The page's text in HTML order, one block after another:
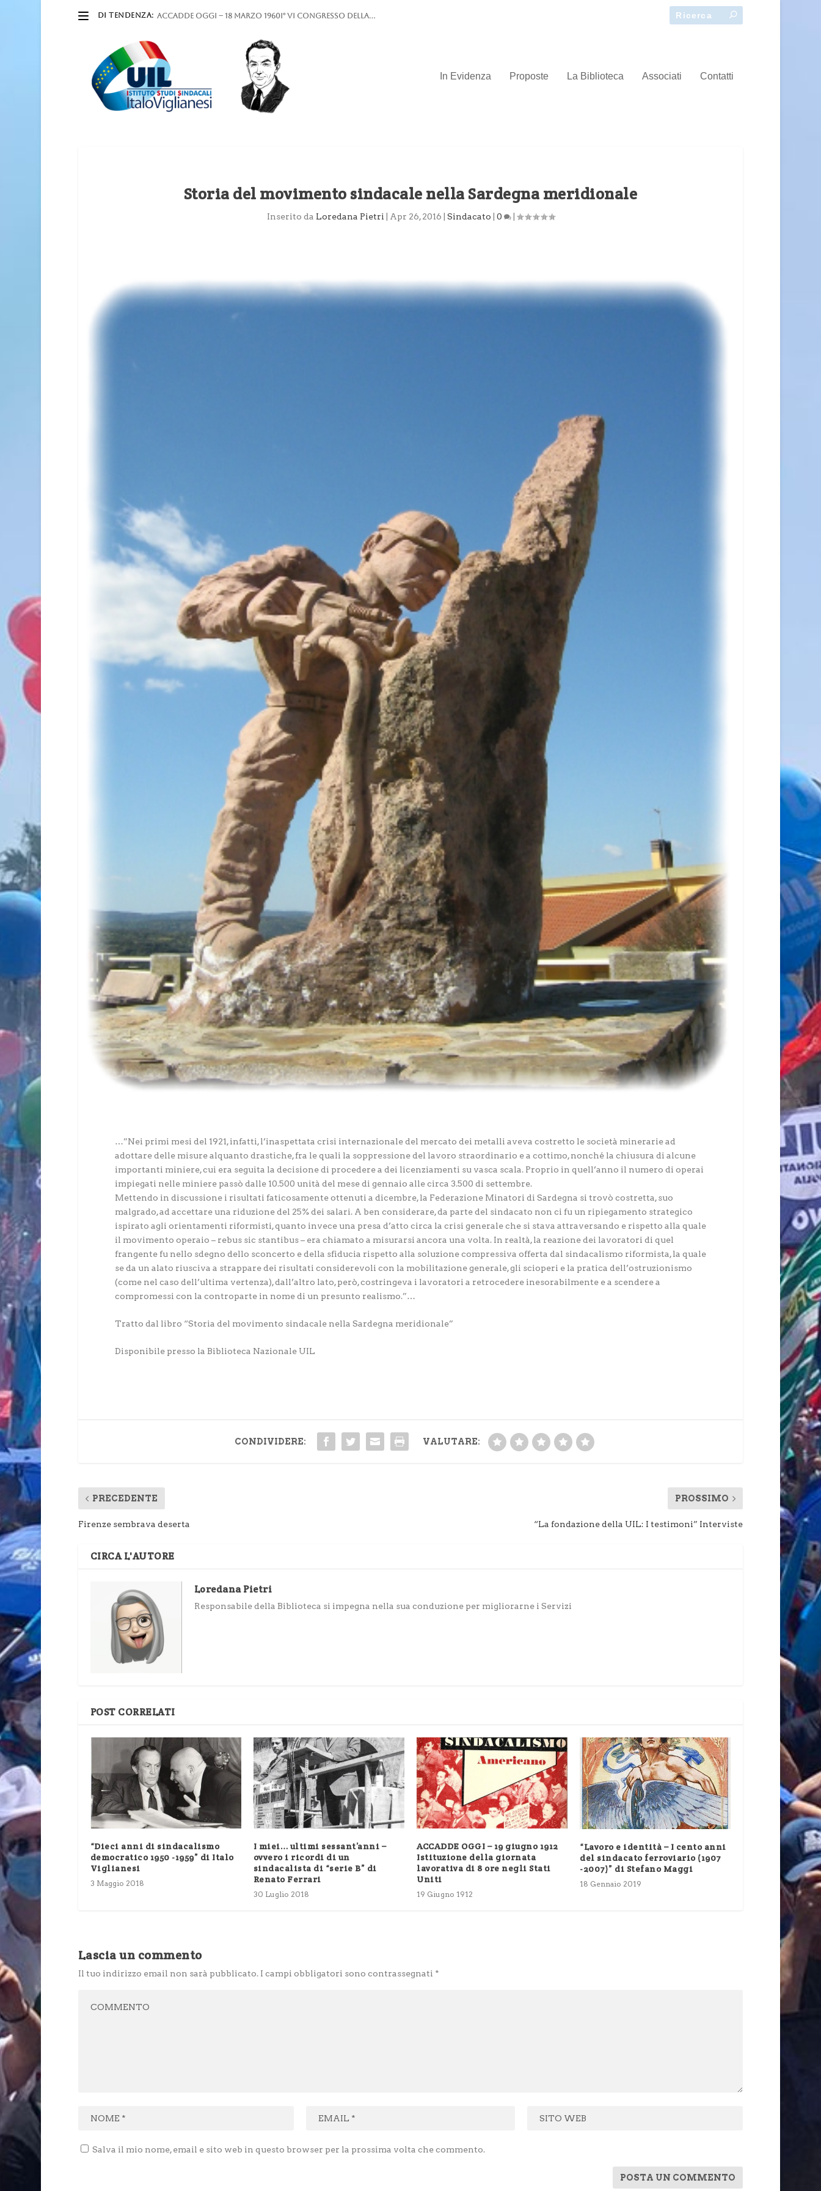
DI TENDENZA: ACCADDE OGGI – 18 marzo 1960I° VI Congresso della...
In Evidenza Proposte La Biblioteca Associati Contatti
Storia del movimento sindacale nella Sardegna meridionale
Inserito da Loredana Pietri Apr 26, 2016 Sindacato 0 |
…”Nei primi mesi del 1921, infatti, l’inaspettata crisi internazionale del mercato dei metalli aveva costretto le società minerarie ad
adottare delle misure alquanto drastiche, fra le quali la soppressione del lavoro straordinario e a cottimo, nonché la chiusura di alcune
importanti miniere, cui era seguita la decisione di procedere a dei licenziamenti su vasca scala. Proprio in quell’anno il numero di operai
impiegati nelle miniere passò dalle 10.500 unità del mese di gennaio alle circa 3.500 di settembre.
Mettendo in discussione i risultati faticosamente ottenuti a dicembre, la Federazione Minatori di Sardegna si trovò costretta, suo
malgrado, ad accettare una riduzione del 25% dei salari. A ben considerare, da parte del sindacato non ci fu un ripiegamento strategico
ispirato agli orientamenti riformisti, quanto invece una presa d’atto circa la crisi generale che si stava attraversando e rispetto alla quale
il movimento operaio – rebus sic stantibus – era chiamato a misurarsi ancora una volta. In realtà, la reazione dei lavoratori di quel
frangente fu nello sdegno dello sconcerto e della sfiducia rispetto alla soluzione compressiva offerta dal sindacalismo riformista, la quale
se da un alato riusciva a strappare dei risultati considerevoli con la mobilitazione generale, gli scioperi e la pratica dell’ostruzionismo
(come nel caso dell’ultima vertenza), dall’altro lato, però, costringeva i lavoratori a retrocedere inesorabilmente e a scendere a
compromessi con la controparte in nome di un presunto realismo.”…
Tratto dal libro “Storia del movimento sindacale nella Sardegna meridionale”
Disponibile presso la Biblioteca Nazionale UIL
CONDIVIDERE: VALUTARE:
PRECEDENTE
Firenze sembrava deserta
PROSSIMO
“La fondazione della UIL: I testimoni” Interviste
CIRCA L'AUTORE
Loredana Pietri
Responsabile della Biblioteca si impegna nella sua conduzione per migliorarne i Servizi
POST CORRELATI
“Dieci anni di sindacalismo
democratico 1950 -1959” di Italo
Viglianesi
3 Maggio 2018
I miei… ultimi sessant’anni –
ovvero i ricordi di un
sindacalista di “serie B” di
Renato Ferrari
30 Luglio 2018
ACCADDE OGGI – 19 giugno 1912
Istituzione della giornata
lavorativa di 8 ore negli Stati
Uniti
19 Giugno 1912
“Lavoro e identità – I cento anni
del sindacato ferroviario (1907
-2007)” di Stefano Maggi
18 Gennaio 2019
Lascia un commento
Il tuo indirizzo email non sarà pubblicato. I campi obbligatori sono contrassegnati *
Salva il mio nome, email e sito web in questo browser per la prossima volta che commento.